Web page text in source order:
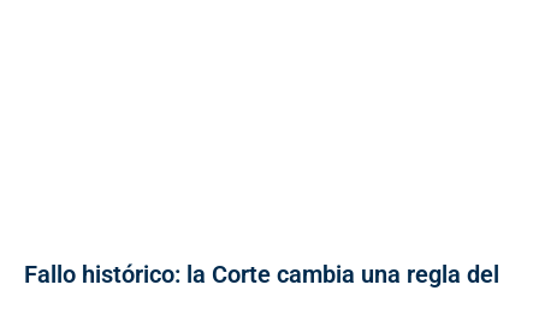
Fallo histórico: la Corte cambia una regla del